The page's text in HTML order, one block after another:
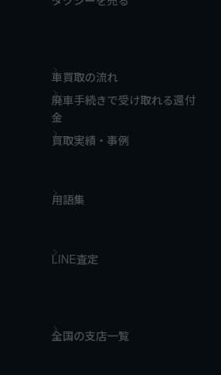
車買取の流れ
廃車手続きで受け取れる還付
金
買取実績・事例
用語集
LINE査定
全国の支店一覧